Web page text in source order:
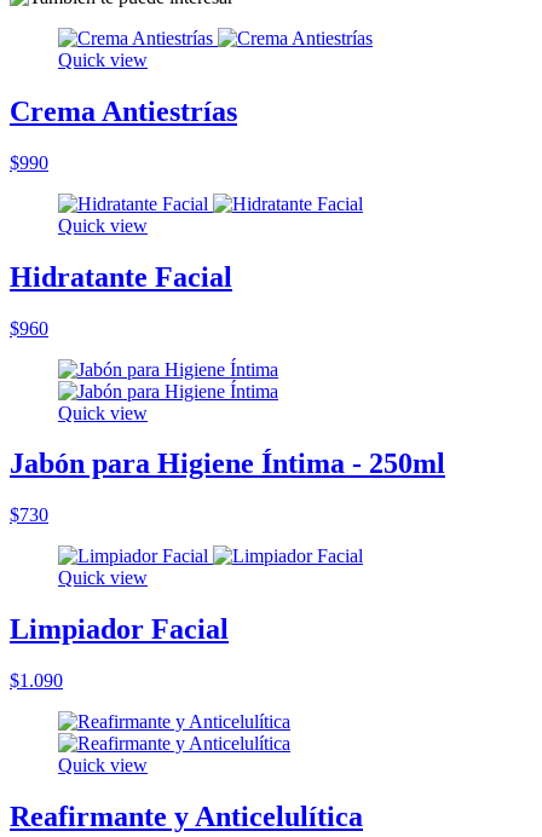
Quick view
Crema Antiestrías
$990
Quick view
Hidratante Facial
$960
Quick view
Jabón para Higiene Íntima - 250ml
$730
Quick view
Limpiador Facial
$1.090
Quick view
Reafirmante y Anticelulítica